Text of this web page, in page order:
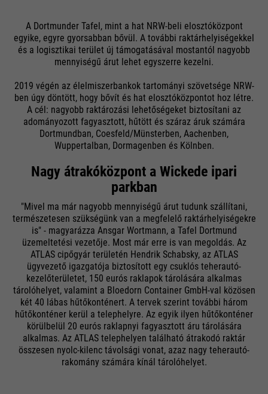
A Dortmunder Tafel, mint a hat NRW-beli elosztóközpont
egyike, egyre gyorsabban bővül. A további raktárhelyiségekkel
és a logisztikai terület új támogatásával mostantól nagyobb
mennyiségű árut lehet egyszerre kezelni.
2019 végén az élelmiszerbankok tartományi szövetsége NRW-
ben úgy döntött, hogy bővít és hat elosztóközpontot hoz létre.
A cél: nagyobb raktározási lehetőségeket biztosítani az
adományozott fagyasztott, hűtött és száraz áruk számára
Dortmundban, Coesfeld/Münsterben, Aachenben,
Wuppertalban, Dormagenben és Kölnben.
Nagy átrakóközpont a Wickede ipari
parkban
"Mivel ma már nagyobb mennyiségű árut tudunk szállítani,
természetesen szükségünk van a megfelelő raktárhelyiségekre
is" - magyarázza Ansgar Wortmann, a Tafel Dortmund
üzemeltetési vezetője. Most már erre is van megoldás. Az
ATLAS cipőgyár területén Hendrik Schabsky, az ATLAS
ügyvezető igazgatója biztosított egy csuklós teherautó-
kezelőterületet, 150 eurós raklapok tárolására alkalmas
tárolóhelyet, valamint a Bloedorn Container GmbH-val közösen
két 40 lábas hűtőkonténert. A tervek szerint további három
hűtőkonténer kerül a telephelyre. Az egyik ilyen hűtőkonténer
körülbelül 20 eurós raklapnyi fagyasztott áru tárolására
alkalmas. Az ATLAS telephelyen található átrakodó raktár
összesen nyolc-kilenc távolsági vonat, azaz nagy teherautó-
rakomány számára kínál tárolóhelyet.